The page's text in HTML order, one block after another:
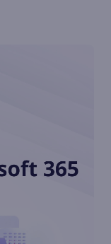
na Gaming
uzyskał
TEST